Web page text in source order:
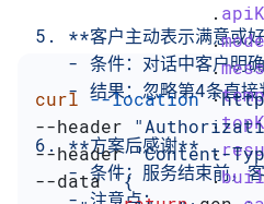
5. **客户主动表示满意或
- 条件：对话中客户明
- 结果：忽略第4条直接
6. **方案后感谢**
- 条件：服务结束前，
                .
                .
                .
                .
                .
topK
                .
                .
curl --location
--header
--header "Content-
--data '{